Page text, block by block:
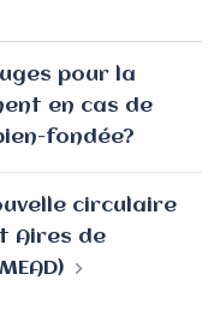
pour la
en cas de
fondée?
circulaire
Aires de